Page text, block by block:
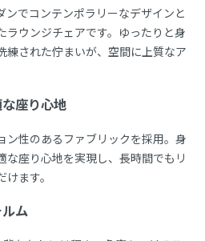
ンでコンテンポラリーなデザインと
ラウンジチェアです。ゆったりと身
練された佇まいが、空間に上質なア
座り心地
ン性のあるファブリックを採用。身
な座り心地を実現し、長時間でもリ
ます。
ム